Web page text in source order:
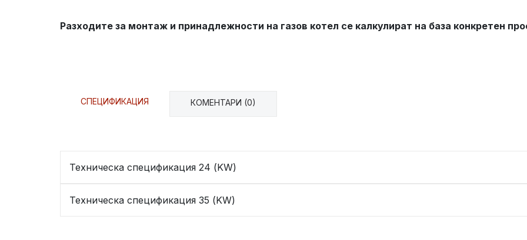
Разходите за монтаж и принадлежности на газов котел се калкулират на база конкретен
СПЕЦИФИКАЦИЯ КОМЕНТАРИ (0)
Техническа спецификация 24 (KW)
Техническа спецификация 35 (KW)